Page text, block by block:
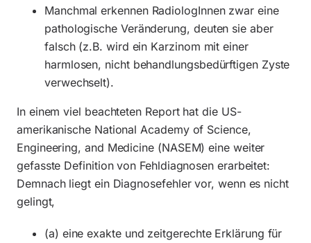
Manchmal erkennen RadiologInnen zwar eine
pathologische Veränderung, deuten sie aber
falsch (z.B. wird ein Karzinom mit einer
harmlosen, nicht behandlungsbedürftigen Zyste
verwechselt).
In einem viel beachteten Report hat die US-
amerikanische National Academy of Science,
Engineering, and Medicine (NASEM) eine weiter
gefasste Definition von Fehldiagnosen erarbeitet:
Demnach liegt ein Diagnosefehler vor, wenn es nicht
gelingt,
(a) eine exakte und zeitgerechte Erklärung für